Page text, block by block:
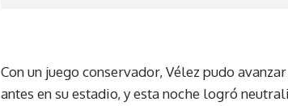
Con un juego conservador, Vélez pudo
antes en su estadio, y esta noche logró